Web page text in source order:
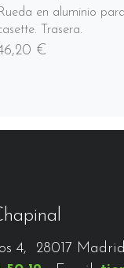
Rueda en aluminio
Trasera.
€
4, 28017